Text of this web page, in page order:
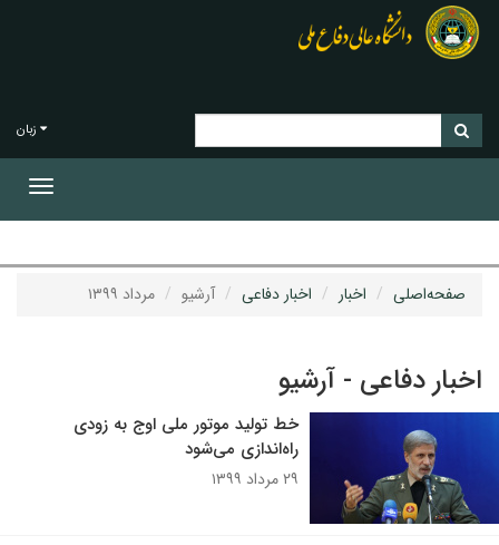
زبان
صفحه‌اصلی اخبار اخبار دفاعی آرشیو مرداد ۱۳۹۹
اخبار دفاعی - آرشیو
خط تولید موتور ملی اوج به زودی
راه‌اندازی می‌شود
۲۹ مرداد ۱۳۹۹